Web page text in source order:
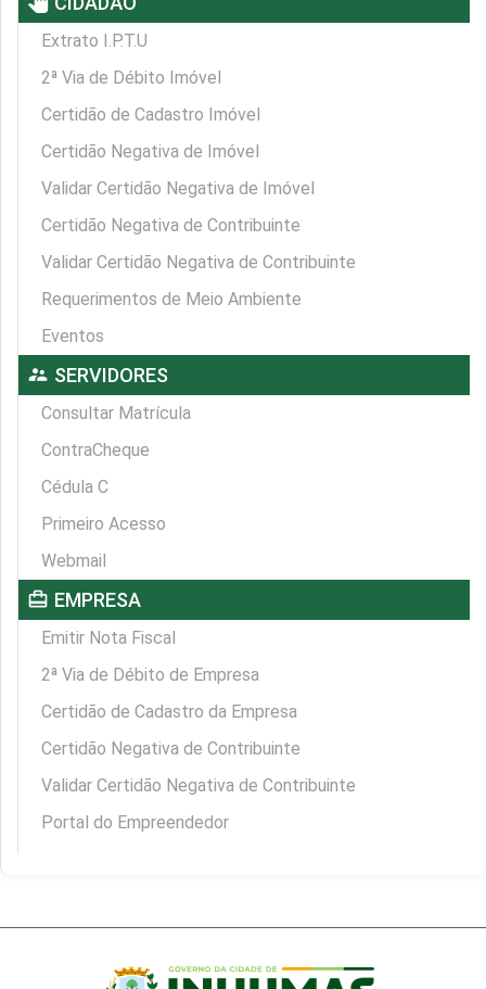
Extrato I.P.T.U
2ª Via de Débito Imóvel
Certidão de Cadastro Imóvel
Certidão Negativa de Imóvel
Validar Certidão Negativa de Imóvel
Certidão Negativa de Contribuinte
Validar Certidão Negativa de Contribuinte
Requerimentos de Meio Ambiente
Eventos
supervisor_account SERVIDORES
Consultar Matrícula
ContraCheque
Cédula C
Primeiro Acesso
Webmail
card_travel EMPRESA
Emitir Nota Fiscal
2ª Via de Débito de Empresa
Certidão de Cadastro da Empresa
Certidão Negativa de Contribuinte
Validar Certidão Negativa de Contribuinte
Portal do Empreendedor